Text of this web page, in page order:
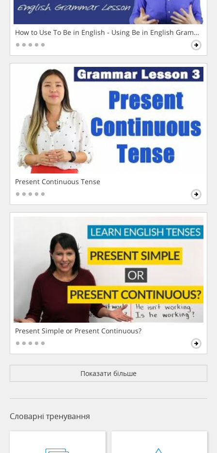
How to Use To Be in English - Using Be in English Grammar
Present Continuous Tense
Present Simple or Present Continuous?
Показати більше
Словарні тренування